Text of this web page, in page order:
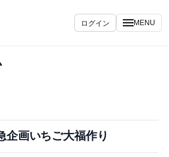
ログイン MENU
企画いちご大福作り